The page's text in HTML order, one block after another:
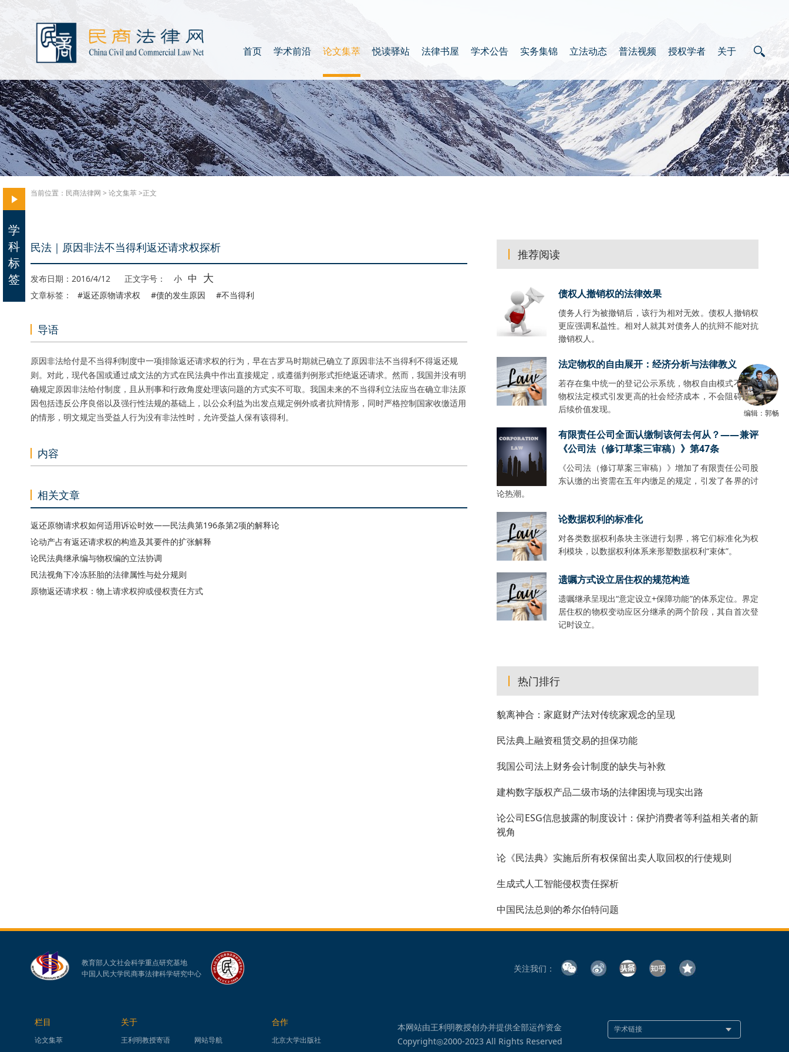
首页 学术前沿 论文集萃 悦读驿站 法律书屋 学术公告 实务集锦 立法动态 普法视频 授权学者 关于
当前位置： 民商法律网 > 论文集萃>正文
民法｜原因非法不当得利返还请求权探析
发布日期：2016/4/12 正文字号： 小 中 大
文章标签： #返还原物请求权 #债的发生原因 #不当得利
导语
原因非法给付是不当得利制度中一项排除返还请求权的行为，早在古罗马时期就已确立了原因非法不当得利不得返还规
则。对此，现代各国或通过成文法的方式在民法典中作出直接规定，或遵循判例形式拒绝返还请求。然而，我国并没有明
确规定原因非法给付制度，且从刑事和行政角度处理该问题的方式实不可取。我国未来的不当得利立法应当在确立非法原
因包括违反公序良俗以及强行性法规的基础上，以公众利益为出发点规定例外或者抗辩情形，同时严格控制国家收缴适用
的情形，明文规定当受益人行为没有非法性时，允许受益人保有该得利。
内容
相关文章
返还原物请求权如何适用诉讼时效——民法典第196条第2项的解释论
论动产占有返还请求权的构造及其要件的扩张解释
论民法典继承编与物权编的立法协调
民法视角下冷冻胚胎的法律属性与处分规则
原物返还请求权：物上请求权抑或侵权责任方式
推荐阅读
债权人撤销权的法律效果
债务人行为被撤销后，该行为相对无效。债权人撤销权
更应强调私益性。相对人就其对债务人的抗辩不能对抗
撤销权人。
法定物权的自由展开：经济分析与法律教义
若存在集中统一的登记公示系统，物权自由模式不会比
物权法定模式引发更高的社会经济成本，不会阻碍财产
后续价值发现。
有限责任公司全面认缴制该何去何从？——兼评
《公司法（修订草案三审稿）》第47条
《公司法（修订草案三审稿）》增加了有限责任公司股
东认缴的出资需在五年内缴足的规定，引发了各界的讨
论热潮。
论数据权利的标准化
对各类数据权利条块主张进行划界，将它们标准化为权
利模块，以数据权利体系来形塑数据权利“束体”。
遗嘱方式设立居住权的规范构造
遗嘱继承呈现出“意定设立+保障功能”的体系定位。界定
居住权的物权变动应区分继承的两个阶段，其自首次登
记时设立。
热门排行
貌离神合：家庭财产法对传统家观念的呈现
民法典上融资租赁交易的担保功能
我国公司法上财务会计制度的缺失与补救
建构数字版权产品二级市场的法律困境与现实出路
论公司ESG信息披露的制度设计：保护消费者等利益相关者的新
视角
论《民法典》实施后所有权保留出卖人取回权的行使规则
生成式人工智能侵权责任探析
中国民法总则的希尔伯特问题
编辑：郭畅
教育部人文社会科学重点研究基地
中国人民大学民商事法律科学研究中心
栏目
论文集萃
关于
王利明教授寄语 网站导航
合作
北京大学出版社
关注我们：
本网站由王利明教授创办并提供全部运作资金
Copyright◎2000-2023 All Rights Reserved
学
科
标
签